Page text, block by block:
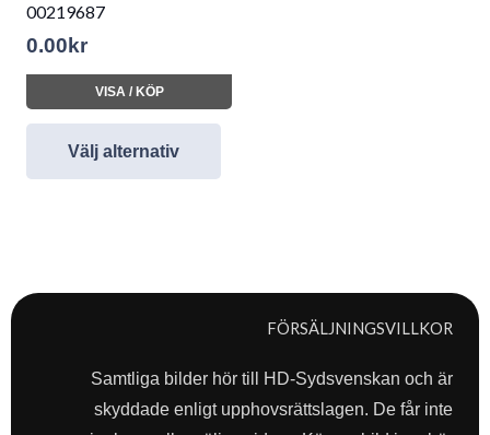
00219687
0.00 kr
VISA / KÖP
Välj alternativ
FÖRSÄLJNINGSVILLKOR
Samtliga bilder hör till HD-Sydsvenskan och är
skyddade enligt upphovsrättslagen. De får inte